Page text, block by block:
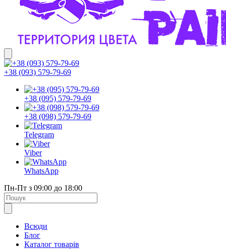
+38 (093) 579-79-69
+38 (095) 579-79-69
+38 (098) 579-79-69
Telegram
Viber
WhatsApp
Пн-Пт з 09:00 до 18:00
Всюди
Блог
Каталог товарів